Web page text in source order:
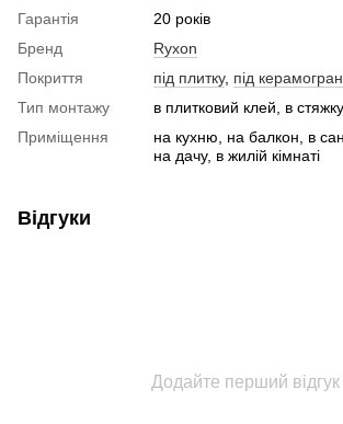
Гарантія
20 років
Бренд
Ryxon
Покриття
під плитку, під
Тип монтажу
в плитковий клей, в стяжку
Приміщення
на кухню, на балкон, в
на дачу, в жилій кімнаті
Відгуки
Додайте перший відгук